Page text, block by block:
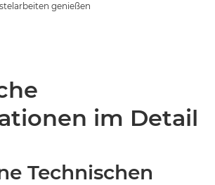
genießen
im Detail
Technischen